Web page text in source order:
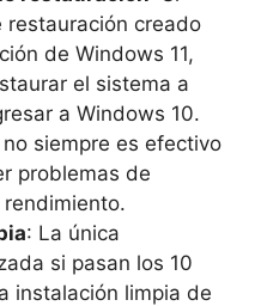
creado
de Windows 11,
el sistema a
a Windows 10.
siempre es efectivo
problemas de
: La única
si pasan los 10
instalación limpia de